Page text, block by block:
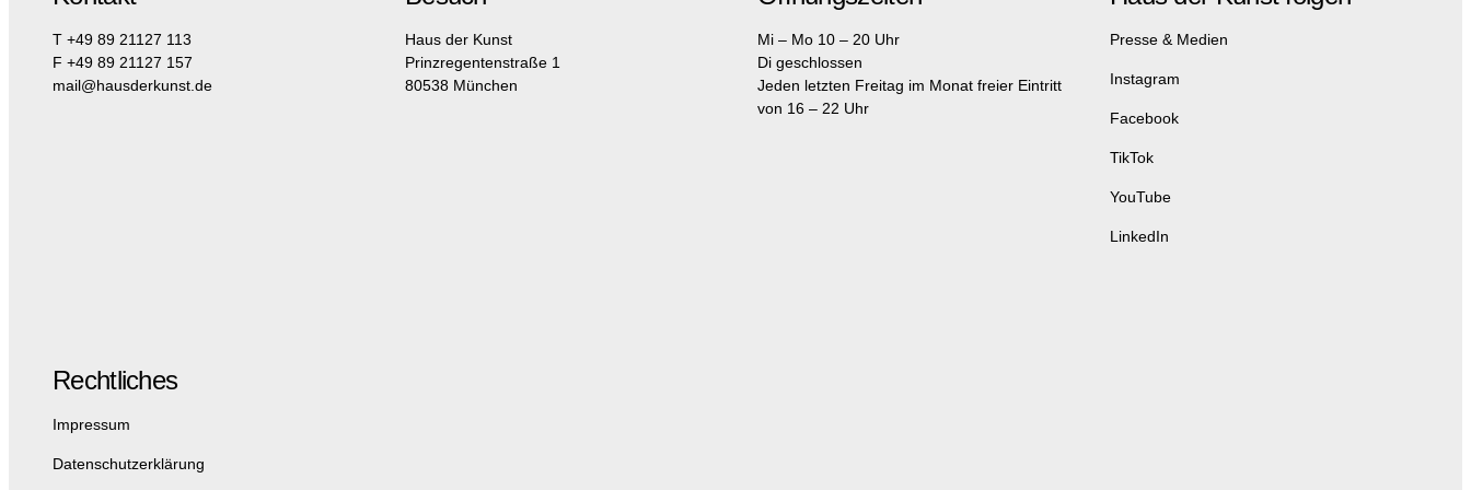
T +49 89 21127 113
F +49 89 21127 157
mail@hausderkunst.de
Haus der Kunst
Prinzregentenstraße 1
80538 München
Mi – Mo 10 – 20 Uhr
Di geschlossen
Jeden letzten Freitag im Monat freier Eintritt
von 16 – 22 Uhr
Presse & Medien
Instagram
Facebook
TikTok
YouTube
LinkedIn
Rechtliches
Impressum
Datenschutzerklärung